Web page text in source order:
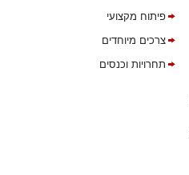
פיתוח מקצועי
צרכים מיוחדים
תחרויות וכנסים